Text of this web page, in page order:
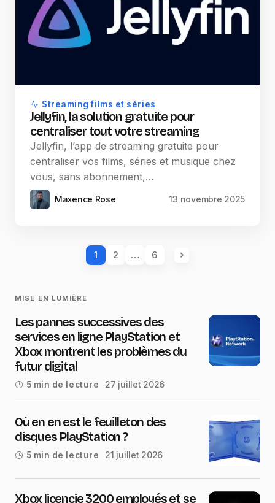
Streaming films et séries
Jellyfin, la solution gratuite pour
centraliser tout votre streaming
Jellyfin, l’app de streaming gratuite pour
centraliser vos films, séries et musique chez
vous, sans abonnement,…
Maxence Rose 13 novembre 2025
1 2 … 6
MISE EN LUMIÈRE
Les pannes successives des
services en ligne PlayStation et
Xbox montrent les problèmes du
futur digital
5 min de lecture 27 juillet 2026
Où en en est le feuilleton des
disques PlayStation ?
5 min de lecture 21 juillet 2026
Xbox licencie 3200 employés et se